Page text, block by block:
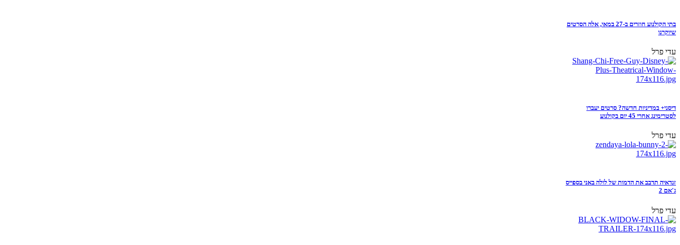
בתי הקולנוע חוזרים ב-27 במאי, אלה הסרטים
שיוקרנו
עדי פרל
דיסני+ במדיניות חדשה? סרטים יעברו
לסטרימינג אחרי 45 יום בקולנוע
עדי פרל
זנדאיה תדבב את הדמות של לולה באני בספייס
ג'אם 2
עדי פרל